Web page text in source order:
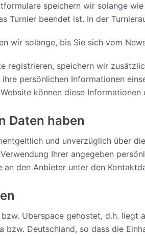
speichern wir solange
Turnier beendet ist. In der
wir solange, bis Sie sich vom
registrieren, speichern wir
persönlichen Informationen
können diese Informationen
Daten haben
und unverzüglich über
Ihrer angegeben
den Anbieter unter den
Uberspace gehostet, d.h. liegt
bzw. Deutschland, so dass die